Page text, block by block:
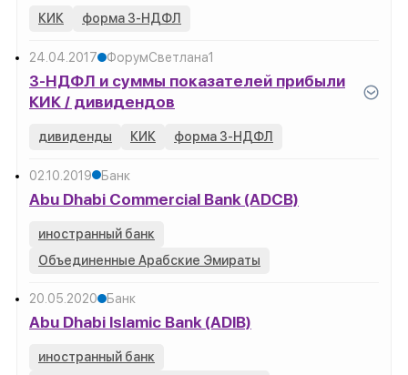
КИК форма 3-НДФЛ
24.04.2017 ФорумСветлана1
3-НДФЛ и суммы показателей прибыли
КИК / дивидендов
дивиденды КИК форма 3-НДФЛ
02.10.2019 Банк
Abu Dhabi Commercial Bank (ADCB)
иностранный банк
Объединенные Арабские Эмираты
20.05.2020 Банк
Abu Dhabi Islamic Bank (ADIB)
иностранный банк